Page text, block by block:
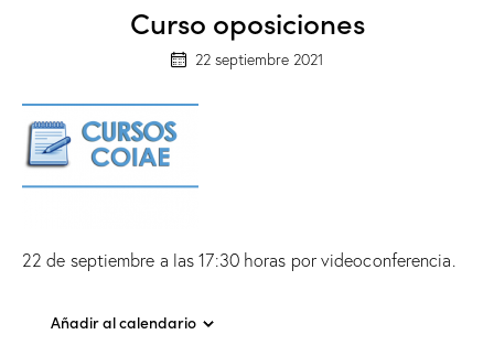
Curso oposiciones
22 septiembre 2021
22 de septiembre a las 17:30 horas por videoconferencia.
Añadir al calendario